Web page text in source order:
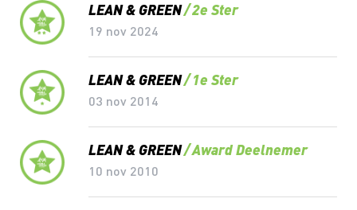
LEAN & GREEN 2e Ster
19 nov 2024
LEAN & GREEN 1e Ster
03 nov 2014
LEAN & GREEN Award Deelnemer
10 nov 2010